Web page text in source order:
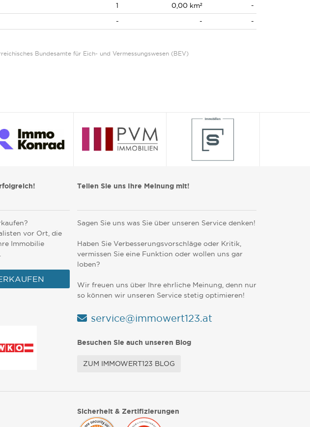
1 0,00 km²
-
- - -
Bundesamte für Eich- und Vermessungswesen (BEV)
vor Ort, die
Immobilie
Teilen Sie uns Ihre Meinung mit!
Sagen Sie uns was Sie über unseren Service denken!
Haben Sie Verbesserungsvorschläge oder Kritik,
vermissen Sie eine Funktion oder wollen uns gar
loben?
Wir freuen uns über Ihre ehrliche Meinung, denn nur
so können wir unseren Service stetig optimieren!
service@immowert123.at
Besuchen Sie auch unseren Blog
ZUM IMMOWERT123 BLOG
Sicherheit & Zertifizierungen